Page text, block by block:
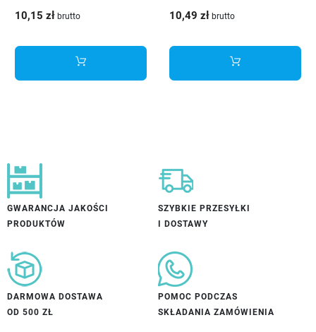
10,15 zł brutto 10,49 zł brutto
GWARANCJA JAKOŚCI
PRODUKTÓW
SZYBKIE PRZESYŁKI
I DOSTAWY
DARMOWA DOSTAWA
OD 500 ZŁ
POMOC PODCZAS
SKŁADANIA ZAMÓWIENIA